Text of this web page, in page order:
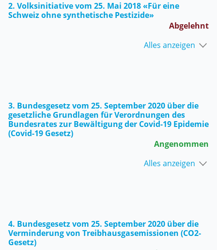
2. Volksinitiative vom 25. Mai 2018 «Für eine
Schweiz ohne synthetische Pestizide»
Abgelehnt
Alles anzeigen
3. Bundesgesetz vom 25. September 2020 über die
gesetzliche Grundlagen für Verordnungen des
Bundesrates zur Bewältigung der Covid-19 Epidemie
(Covid-19 Gesetz)
Angenommen
Alles anzeigen
4. Bundesgesetz vom 25. September 2020 über die
Verminderung von Treibhausgasemissionen (CO2-
Gesetz)